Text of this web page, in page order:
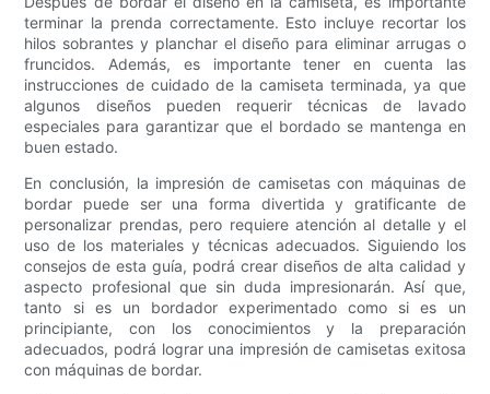
terminar la prenda correctamente. Esto incluye recortar los
hilos sobrantes y planchar el diseño para eliminar arrugas o
fruncidos. Además, es importante tener en cuenta las
instrucciones de cuidado de la camiseta terminada, ya que
algunos diseños pueden requerir técnicas de lavado
especiales para garantizar que el bordado se mantenga en
buen estado.
En conclusión, la impresión de camisetas con máquinas de
bordar puede ser una forma divertida y gratificante de
personalizar prendas, pero requiere atención al detalle y el
uso de los materiales y técnicas adecuados. Siguiendo los
consejos de esta guía, podrá crear diseños de alta calidad y
aspecto profesional que sin duda impresionarán. Así que,
tanto si es un bordador experimentado como si es un
principiante, con los conocimientos y la preparación
adecuados, podrá lograr una impresión de camisetas exitosa
con máquinas de bordar.